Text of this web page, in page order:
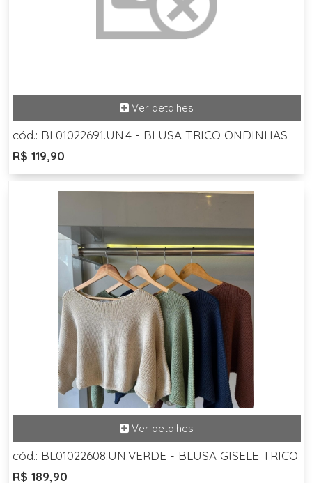
cód.: BL01022691.UN.4 - BLUSA TRICO ONDINHAS
R$ 119,90
cód.: BL01022608.UN.VERDE - BLUSA GISELE TRICO
R$ 189,90